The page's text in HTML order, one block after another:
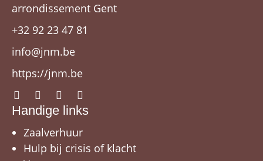
arrondissement Gent
+32 92 23 47 81
info@jnm.be
https://jnm.be
Handige links
Zaalverhuur
Hulp bij crisis of klacht